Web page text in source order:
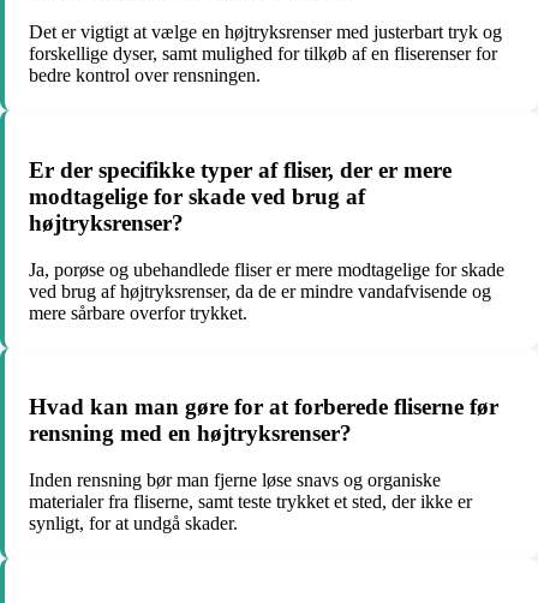
Det er vigtigt at vælge en højtryksrenser med justerbart tryk og
forskellige dyser, samt mulighed for tilkøb af en fliserenser for
bedre kontrol over rensningen.
Er der specifikke typer af fliser, der er mere
modtagelige for skade ved brug af
højtryksrenser?
Ja, porøse og ubehandlede fliser er mere modtagelige for skade
ved brug af højtryksrenser, da de er mindre vandafvisende og
mere sårbare overfor trykket.
Hvad kan man gøre for at forberede fliserne før
rensning med en højtryksrenser?
Inden rensning bør man fjerne løse snavs og organiske
materialer fra fliserne, samt teste trykket et sted, der ikke er
synligt, for at undgå skader.